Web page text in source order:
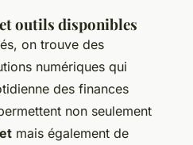
outils disponibles
on trouve des
numériques qui
des finances
non seulement
mais également de